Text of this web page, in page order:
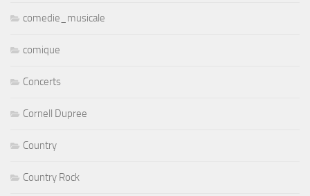
comedie_musicale
comique
Concerts
Cornell Dupree
Country
Country Rock